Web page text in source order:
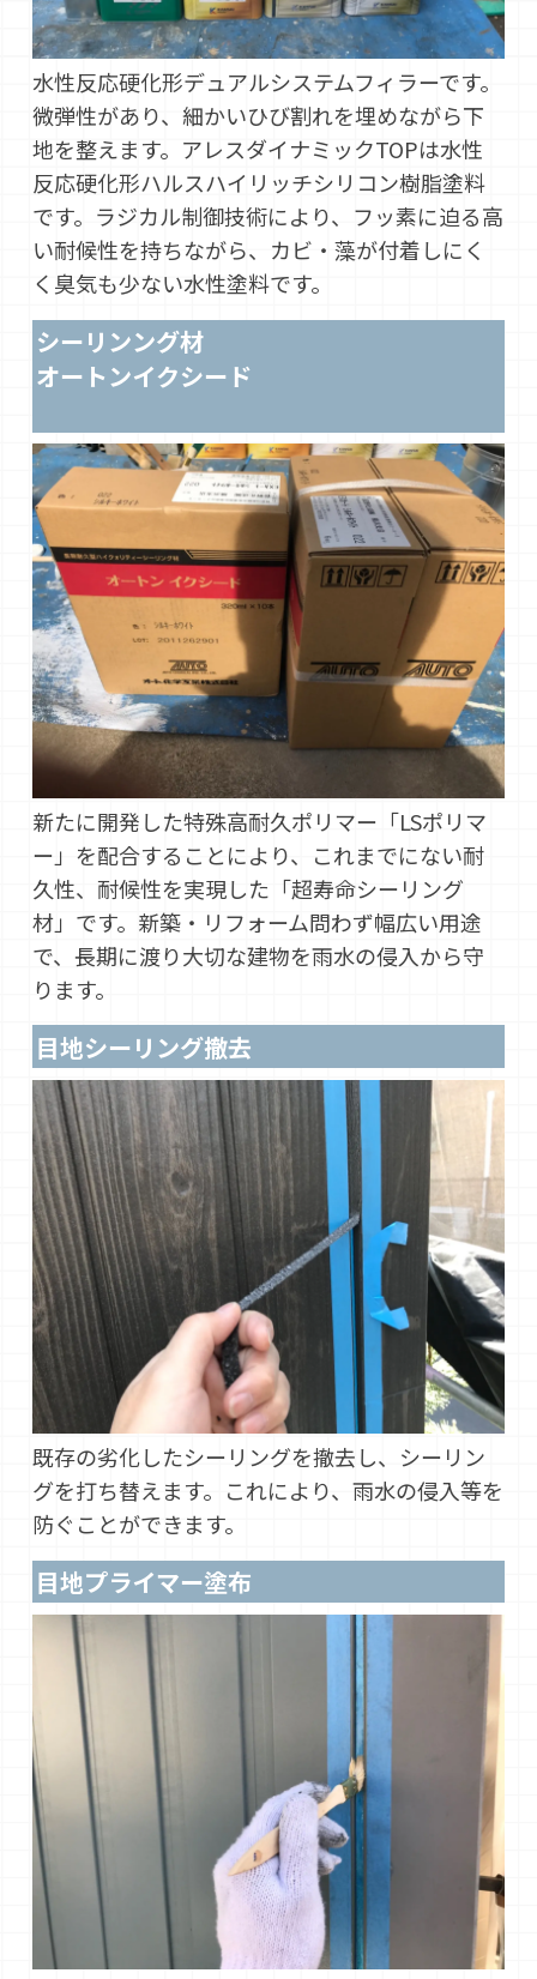
水性反応硬化形デュアルシステムフィラーです。
微弾性があり、細かいひび割れを埋めながら下
地を整えます。アレスダイナミックTOPは水性
反応硬化形ハルスハイリッチシリコン樹脂塗料
です。ラジカル制御技術により、フッ素に迫る高
い耐候性を持ちながら、カビ・藻が付着しにく
く臭気も少ない水性塗料です。
シーリンング材
オートンイクシード
新たに開発した特殊高耐久ポリマー「LSポリマ
ー」を配合することにより、これまでにない耐
久性、耐候性を実現した「超寿命シーリング
材」です。新築・リフォーム問わず幅広い用途
で、長期に渡り大切な建物を雨水の侵入から守
ります。
目地シーリング撤去
既存の劣化したシーリングを撤去し、シーリン
グを打ち替えます。これにより、雨水の侵入等を
防ぐことができます。
目地プライマー塗布